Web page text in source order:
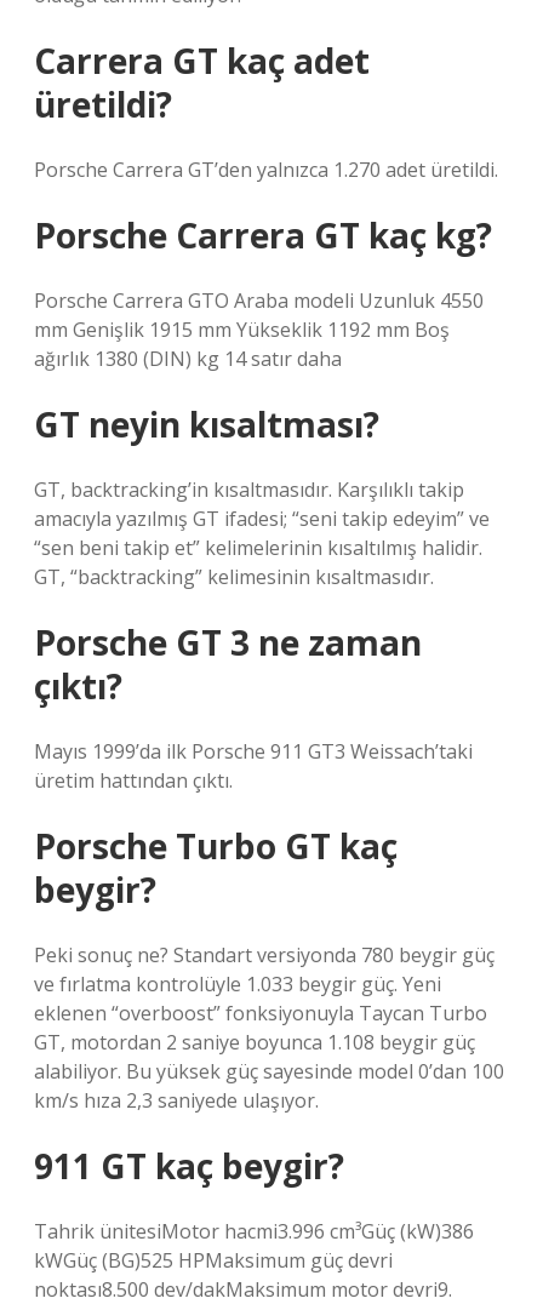
Carrera GT kaç adet
üretildi?
Porsche Carrera GT’den yalnızca 1.270 adet üretildi.
Porsche Carrera GT kaç kg?
Porsche Carrera GTO Araba modeli Uzunluk 4550
mm Genişlik 1915 mm Yükseklik 1192 mm Boş
ağırlık 1380 (DIN) kg 14 satır daha
GT neyin kısaltması?
GT, backtracking’in kısaltmasıdır. Karşılıklı takip
amacıyla yazılmış GT ifadesi; “seni takip edeyim” ve
“sen beni takip et” kelimelerinin kısaltılmış halidir.
GT, “backtracking” kelimesinin kısaltmasıdır.
Porsche GT 3 ne zaman
çıktı?
Mayıs 1999’da ilk Porsche 911 GT3 Weissach’taki
üretim hattından çıktı.
Porsche Turbo GT kaç
beygir?
Peki sonuç ne? Standart versiyonda 780 beygir güç
ve fırlatma kontrolüyle 1.033 beygir güç. Yeni
eklenen “overboost” fonksiyonuyla Taycan Turbo
GT, motordan 2 saniye boyunca 1.108 beygir güç
alabiliyor. Bu yüksek güç sayesinde model 0’dan 100
km/s hıza 2,3 saniyede ulaşıyor.
911 GT kaç beygir?
Tahrik ünitesiMotor hacmi3.996 cm³Güç (kW)386
kWGüç (BG)525 HPMaksimum güç devri
noktası8.500 dev/dakMaksimum motor devri9.